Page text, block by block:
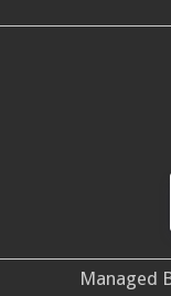
Managed